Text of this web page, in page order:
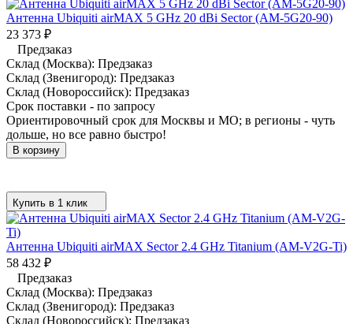
Антенна Ubiquiti airMAX 5 GHz 20 dBi Sector (AM-5G20-90)
23 373 ₽
Предзаказ
Склад (Москва): Предзаказ
Склад (Звенигород): Предзаказ
Склад (Новороссийск): Предзаказ
Срок поставки - по запросу
Ориентировочный срок для Москвы и МО; в регионы - чуть
дольше, но все равно быстро!
В корзину
Купить в 1 клик
Антенна Ubiquiti airMAX Sector 2.4 GHz Titanium (AM-V2G-Ti)
58 432 ₽
Предзаказ
Склад (Москва): Предзаказ
Склад (Звенигород): Предзаказ
Склад (Новороссийск): Предзаказ